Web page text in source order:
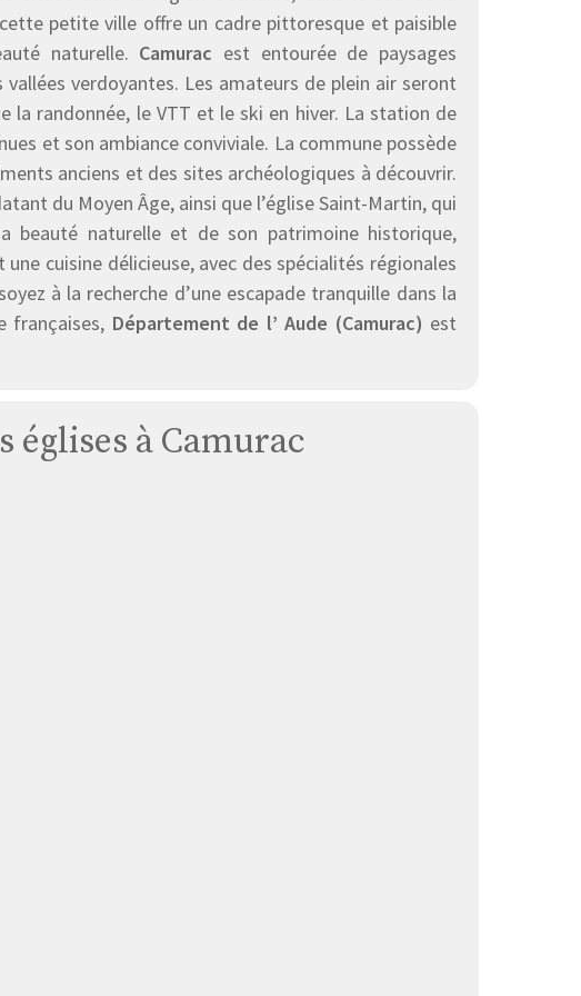
petite ville offre un cadre pittoresque et paisible
naturelle. Camurac est entourée de paysages
verdoyantes. Les amateurs de plein air seront
la randonnée, le VTT et le ski en hiver. La station de
et son ambiance conviviale. La commune possède
anciens et des sites archéologiques à découvrir.
du Moyen Âge, ainsi que l’église Saint-Martin, qui
beauté naturelle et de son patrimoine historique,
cuisine délicieuse, avec des spécialités régionales
à la recherche d’une escapade tranquille dans la
françaises, Département de l’ Aude (Camurac) est
églises à Camurac